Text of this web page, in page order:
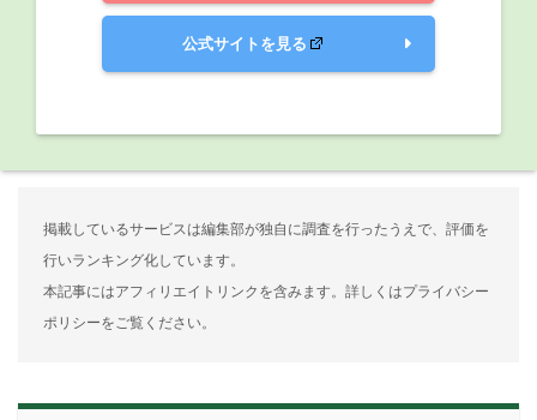
公式サイトを見る
掲載しているサービスは編集部が独自に調査を行ったうえで、評価を
行いランキング化しています。
本記事にはアフィリエイトリンクを含みます。詳しくはプライバシー
ポリシーをご覧ください。